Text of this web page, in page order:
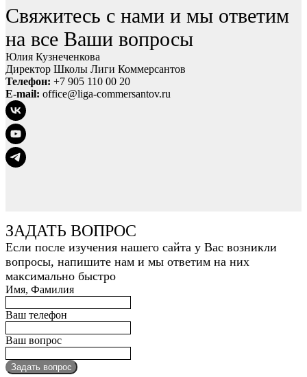
Свяжитесь с нами и мы ответим
на все Ваши вопросы
Юлия Кузнеченкова
Директор Школы Лиги Коммерсантов
Телефон: +7 905 110 00 20
E-mail: office@liga-commersantov.ru
ЗАДАТЬ ВОПРОС
Если после изучения нашего сайта у Вас возникли
вопросы, напишите нам и мы ответим на них
максимально быстро
Имя, Фамилия
Ваш телефон
Ваш вопрос
Задать вопрос